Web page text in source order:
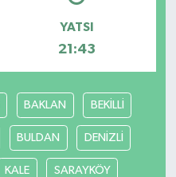
YATSI
21:43
BAKLAN BEKİLLİ
BULDAN DENİZLİ
KALE SARAYKÖY